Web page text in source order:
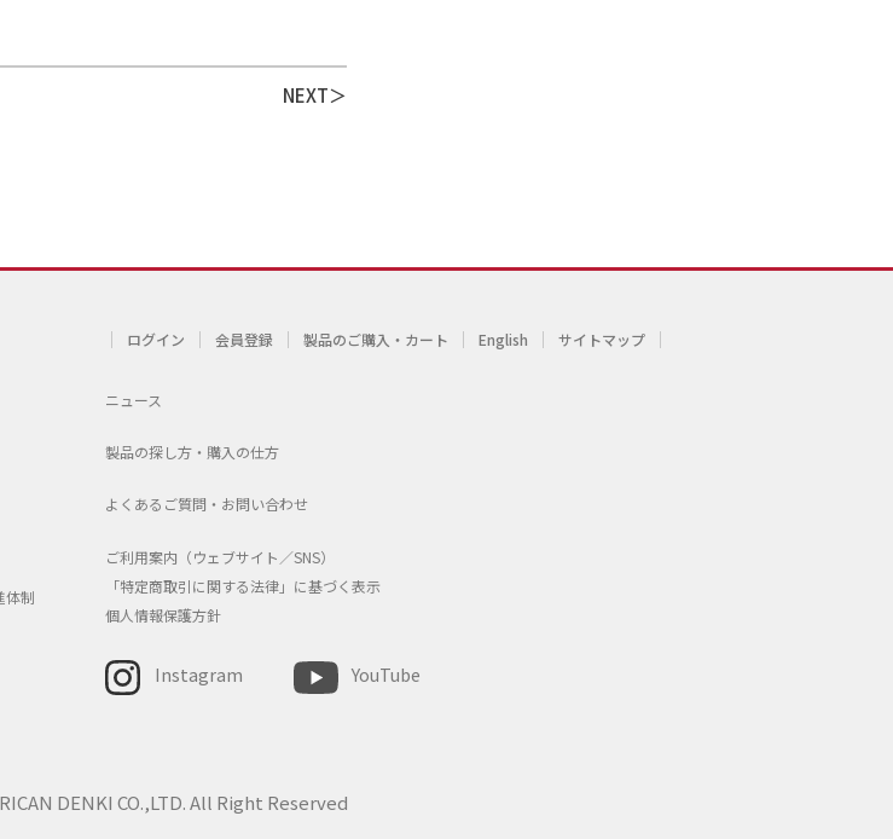
NEXT
ログイン 会員登録 製品のご購入・カート English サイトマップ
体制
ニュース
製品の探し方・購入の仕方
よくあるご質問・お問い合わせ
ご利用案内（ウェブサイト／SNS）
「特定商取引に関する法律」に基づく表示
個人情報保護方針
Instagram YouTube
DENKI CO.,LTD. All Right Reserved